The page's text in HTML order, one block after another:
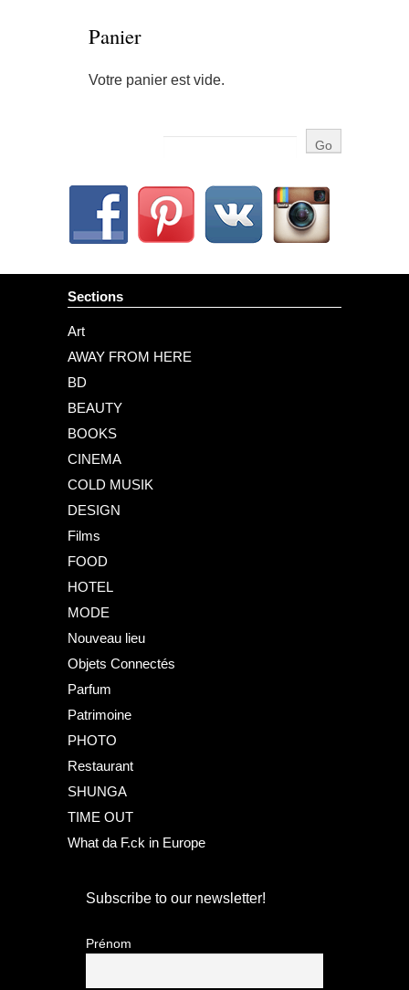
Panier
Votre panier est vide.
Sections
Art
AWAY FROM HERE
BD
BEAUTY
BOOKS
CINEMA
COLD MUSIK
DESIGN
Films
FOOD
HOTEL
MODE
Nouveau lieu
Objets Connectés
Parfum
Patrimoine
PHOTO
Restaurant
SHUNGA
TIME OUT
What da F.ck in Europe
Subscribe to our newsletter!
Prénom